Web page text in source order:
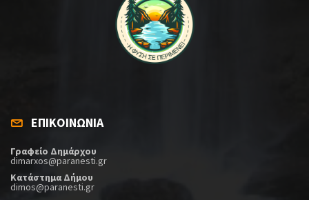
ΕΠΙΚΟΙΝΩΝΙΑ
Γραφείο Δημάρχου
dimarxos@paranesti.gr
Κατάστημα Δήμου
dimos@paranesti.gr